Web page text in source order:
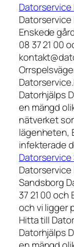
Datorservice
Datorservice
Enskede
08 37 21 00
Datorhjälps
en mängd
nätverket
lägenheten,
infekterade
Datorservice
Sandsborg
37 21 00
och vi ligger
Hitta till
Datorhjälps